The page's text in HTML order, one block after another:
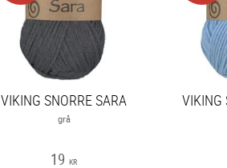
VIKING SNORRE SARA
grå
19 KR
VIKING